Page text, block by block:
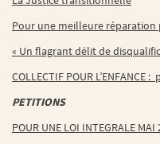
Pour une meilleure réparation
« Un flagrant délit de
COLLECTIF POUR
PETITIONS
POUR UNE LOI INTEGRALE MAI